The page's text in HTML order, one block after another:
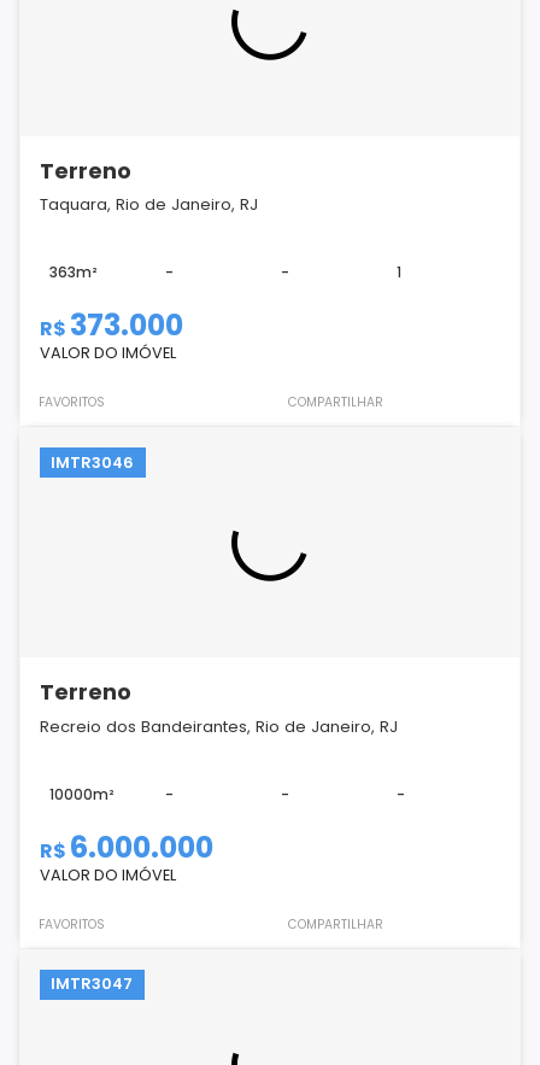
Terreno
Taquara, Rio de Janeiro, RJ
363m² - - 1
R$ 373.000
VALOR DO IMÓVEL
FAVORITOS COMPARTILHAR
IMTR3046
Terreno
Recreio dos Bandeirantes, Rio de Janeiro, RJ
10000m² - - -
R$ 6.000.000
VALOR DO IMÓVEL
FAVORITOS COMPARTILHAR
IMTR3047